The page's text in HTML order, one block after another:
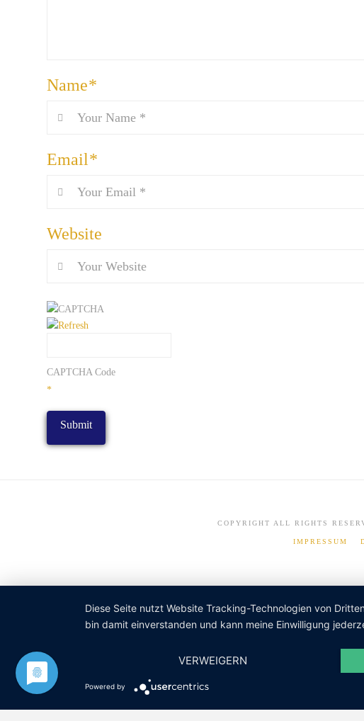
Name*
Email*
Website
CAPTCHA Code
*
COPYRIGHT ALL RIGHTS
IMPRESSUM
Diese Seite nutzt Website Tracking-Technologien von
bin damit einverstanden und kann meine Einwilligung
VERWEIGERN
Powered by